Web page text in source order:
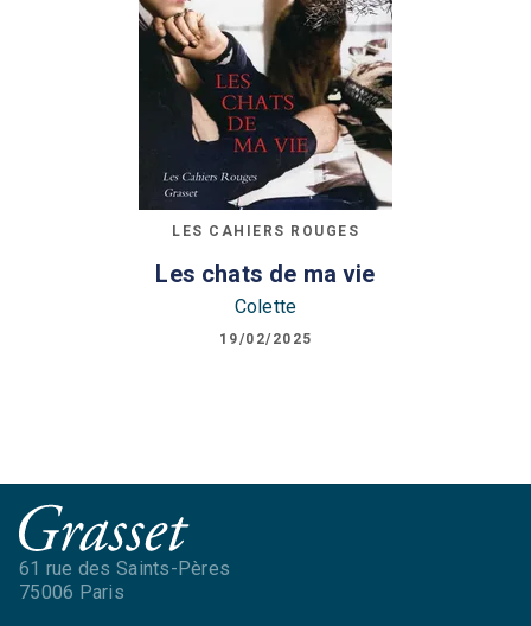
LES CAHIERS ROUGES
Les chats de ma vie
Colette
19/02/2025
61 rue des Saints-Pères
75006 Paris